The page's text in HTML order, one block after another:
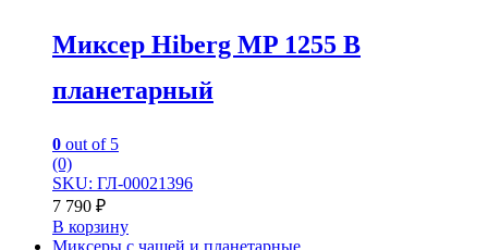
Миксер Hiberg MP 1255 B
планетарный
0 out of 5
(0)
SKU: ГЛ-00021396
7 790 ₽
В корзину
Миксеры с чашей и планетарные